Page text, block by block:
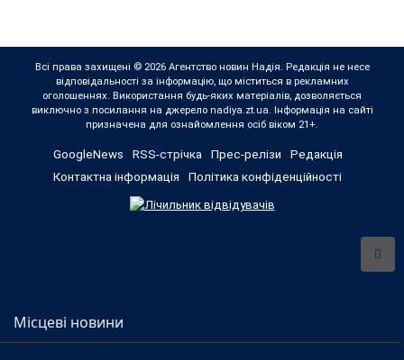
Всі права захищені © 2026 Агентство новин Надія. Редакція не несе
відповідальності за інформацію, що міститься в рекламних
оголошеннях. Використання будь-яких матеріалів, дозволяється
виключно з посилання на джерело nadiya.zt.ua. Інформація на сайті
призначена для ознайомлення осіб віком 21+.
GoogleNews RSS-стрічка Прес-релізи
Редакція
Контактна інформація
Політика конфіденційності
Місцеві новини